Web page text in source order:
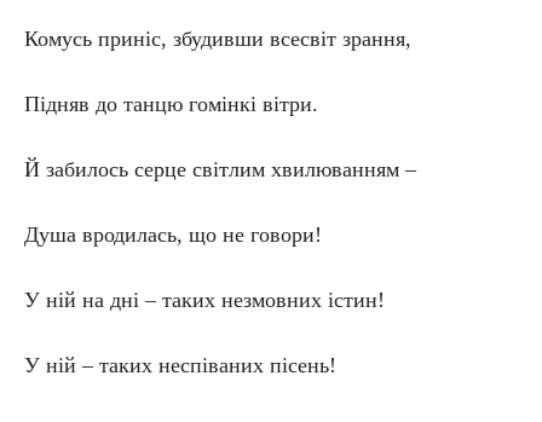
Комусь приніс, збудивши всесвіт зрання,
Підняв до танцю гомінкі вітри.
Й забилось серце світлим хвилюванням –
Душа вродилась, що не говори!
У ній на дні – таких незмовних істин!
У ній – таких неспіваних пісень!